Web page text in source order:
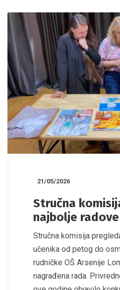
21/05/2026
Stručna
najbolje radove
Stručna komisija
učenika od petog do
rudničke OŠ Arsenije
nagrađena rada.